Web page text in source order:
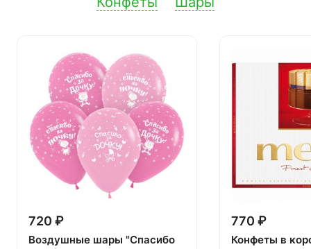
720 ₽
Воздушные шары "Спасибо
770 ₽
Конфеты в